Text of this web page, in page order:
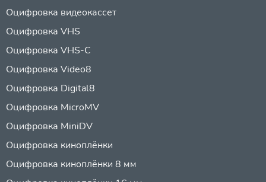
Оцифровка видеокассет
Оцифровка VHS
Оцифровка VHS-C
Оцифровка Video8
Оцифровка Digital8
Оцифровка MicroMV
Оцифровка MiniDV
Оцифровка киноплёнки
Оцифровка киноплёнки 8 мм